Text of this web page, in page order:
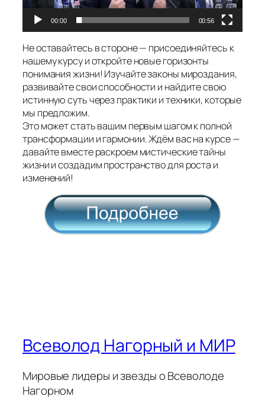
00:00 00:56
Не оставайтесь в стороне — присоединяйтесь к
нашему курсу и откройте новые горизонты
понимания жизни! Изучайте законы мироздания,
развивайте свои способности и найдите свою
истинную суть через практики и техники, которые
мы предложим.
Это может стать вашим первым шагом к полной
трансформации и гармонии. Ждём вас на курсе —
давайте вместе раскроем мистические тайны
жизни и создадим пространство для роста и
изменений!
Всеволод Нагорный и МИР
Мировые лидеры и звезды о Всеволоде
Нагорном